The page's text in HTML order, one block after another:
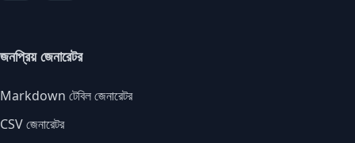
জনপ্রিয় জেনারেটর
Markdown টেবিল জেনারেটর
CSV জেনারেটর